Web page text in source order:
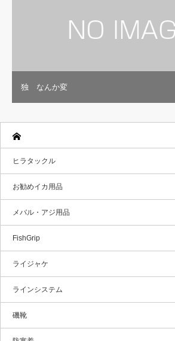
独 なんか変
ヒラタックル
お勧めイカ用品
メバル・アジ用品
FishGrip
ライジャケ
ラインシステム
磯靴